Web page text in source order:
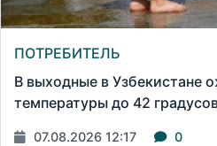
ПОТРЕБИТЕЛЬ
В выходные в Узбекистане
температуры до 42
07.08.2026 12:17 0